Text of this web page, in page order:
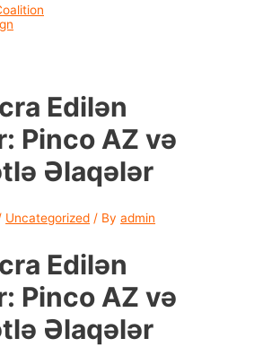
Edilən
Pinco AZ və
Əlaqələr
Uncategorized / Byadmin
Edilən
Pinco AZ və
Əlaqələr